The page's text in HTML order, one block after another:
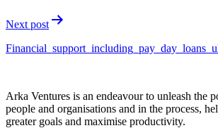
Next post
Arka Ventures is an endeavour to unleash the
people and organisations and in the process,
greater goals and maximise productivity.